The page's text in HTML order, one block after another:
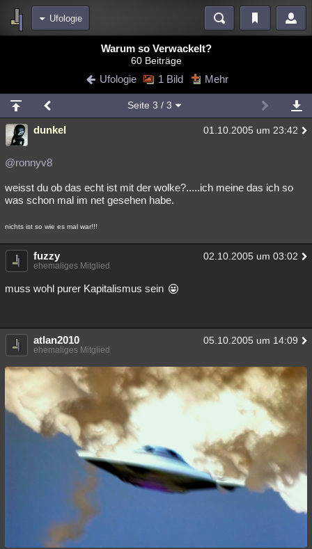
Ufologie
Blogs
Chat Wiki Neuigkeiten
meine Rubriken
Menschen Mystery Kriminalfälle
Spiritualität
Natur Umfragen Unterhaltung
Philosophie Träume
Astronomie Gaming Filme
Musik Clash Verbesserungen
Besucht Teilgenommen Alle Neue Geschlossen
Lesenswert Schlüsselwörter
Warum so Verwackelt?
60 Beiträge
Ufologie 1 Bild Mehr
Seite 3 / 3
dunkel 01.10.2005 um 23:42
@ronnyv8
weisst du ob das echt ist mit der wolke?.....ich meine das ich so
was schon mal im net gesehen habe.
nichts ist so wie es mal war!!!
fuzzy 02.10.2005 um 03:02
ehemaliges Mitglied
muss wohl purer Kapitalismus sein
atlan2010 05.10.2005 um 14:09
ehemaliges Mitglied